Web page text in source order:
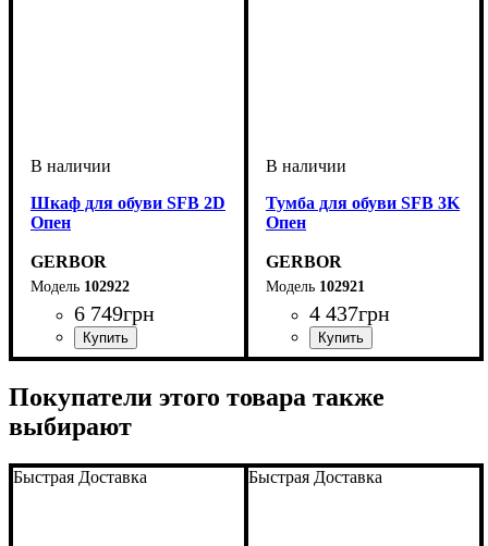
Шкаф для обуви SFB 2D
Опен
GERBOR
102922
6 749грн
Тумба для обуви SFB 3K
Опен
GERBOR
102921
4 437грн
Покупатели этого товара также
выбирают
Быстрая Доставка Быстрая Доставка